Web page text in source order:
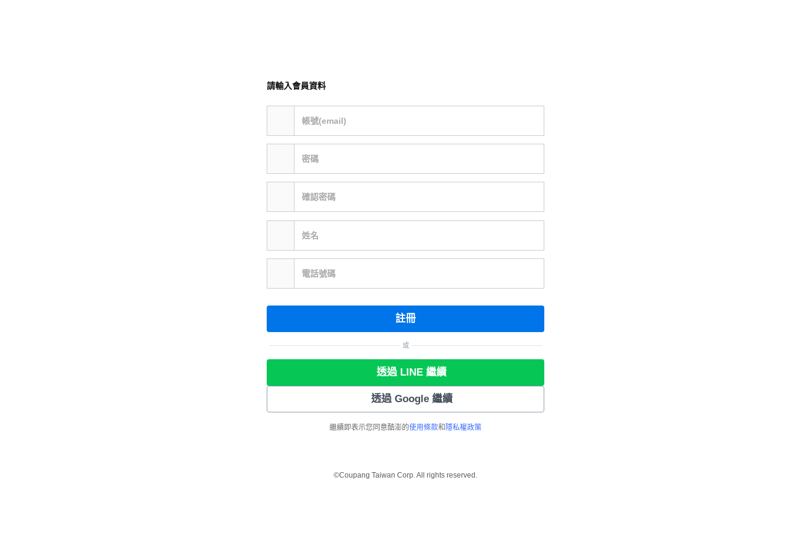
請輸入會員資料
帳號(email)
密碼
確認密碼
姓名
電話號碼
註冊
或
透過 LINE 繼續
透過 Google 繼續
繼續即表示您同意酷澎的使用條款和 隱私權政策
©Coupang Taiwan Corp. All rights reserved.